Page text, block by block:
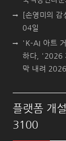
[손영미의
04일
'K-AI 아트
하다, '2026
막 내려
플랫폼 개
3100